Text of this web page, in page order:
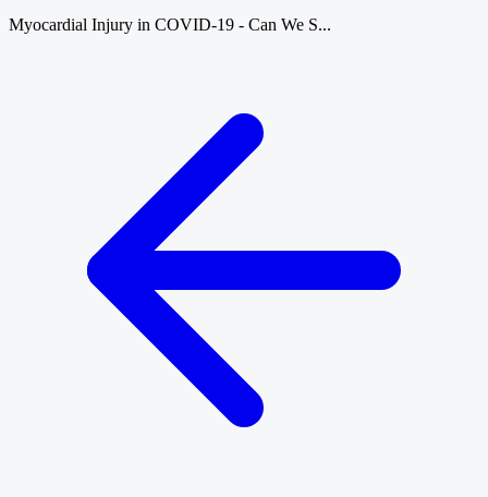
Myocardial Injury in COVID-19 - Can We S...